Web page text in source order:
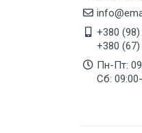
Щитки,
Дверки
LED Лампи
+380 (98)
+380
Пн-Пт:
Сб: